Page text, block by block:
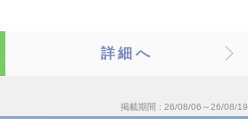
詳細へ
掲載期間 26/08/06～26/08/19